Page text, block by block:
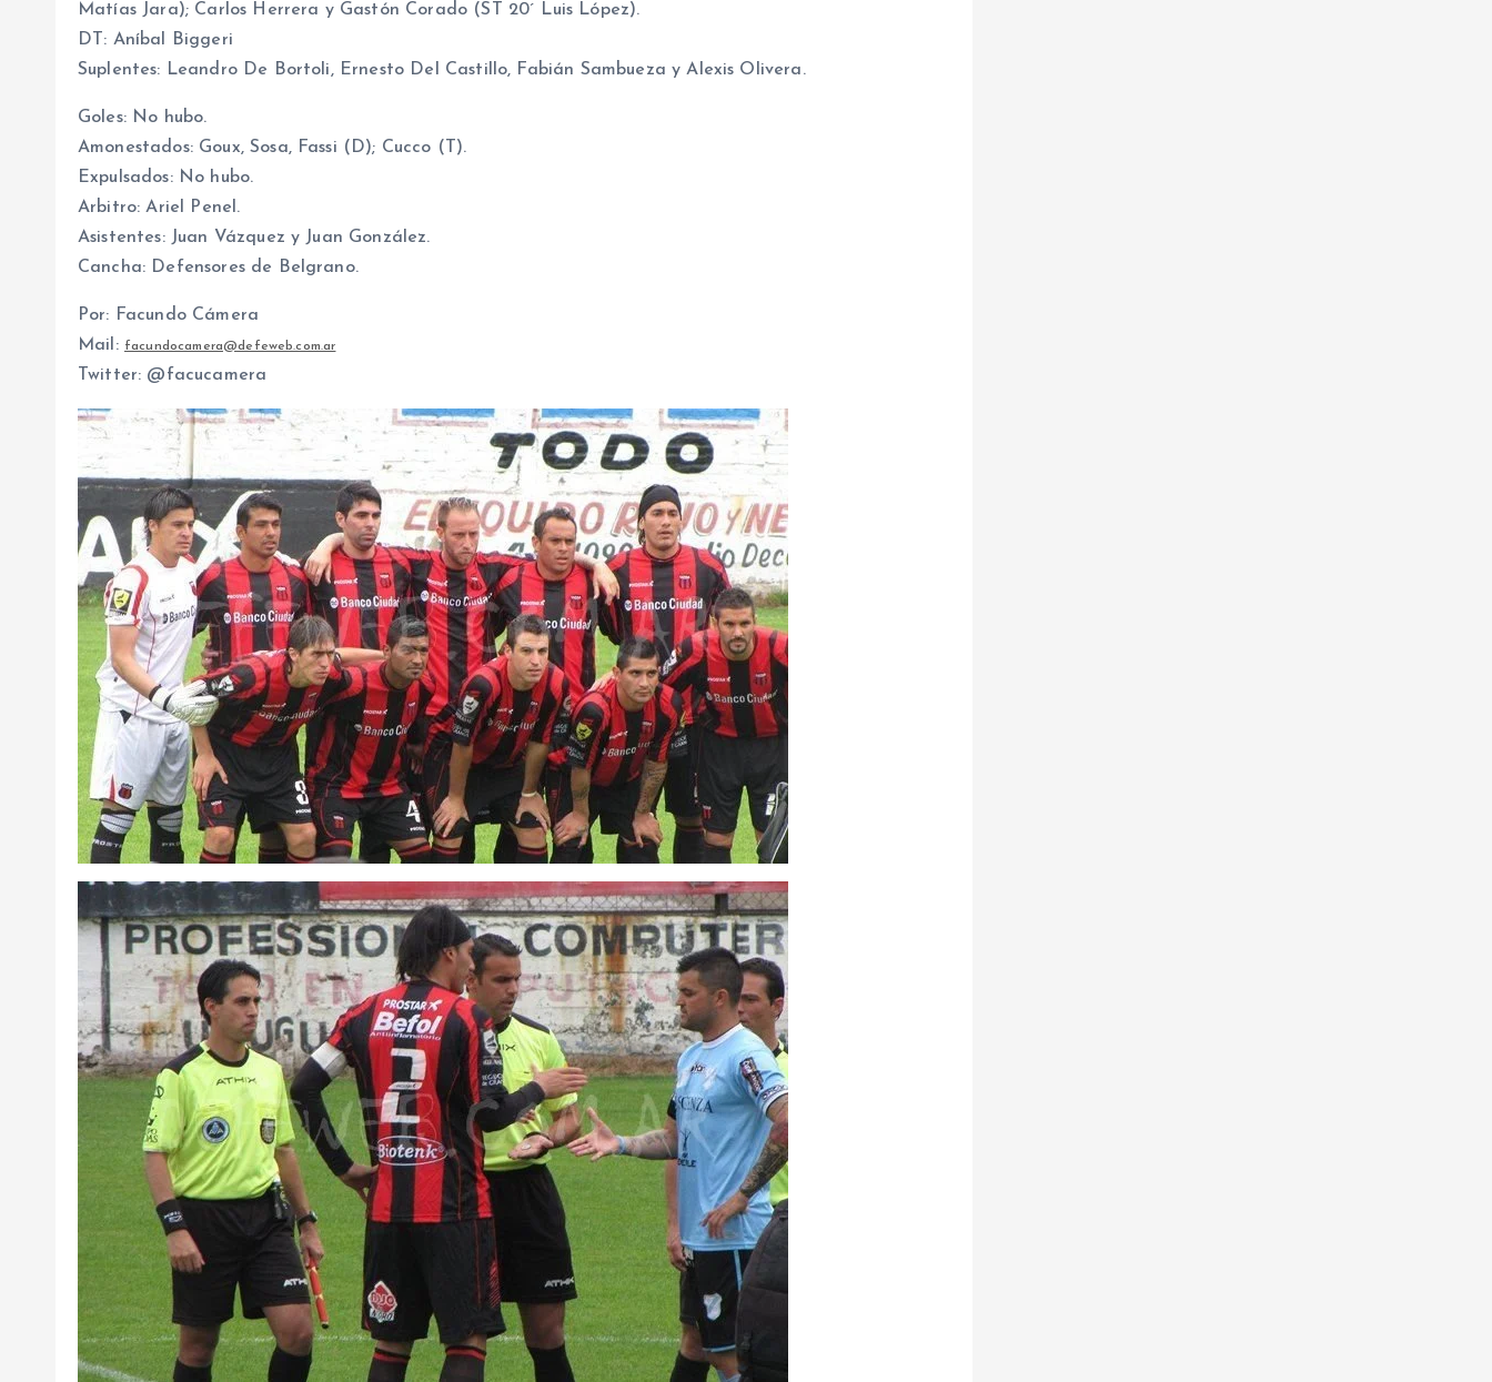
Matías Jara); Carlos Herrera y Gastón Corado (ST 20´ Luis López).
DT: Aníbal Biggeri
Suplentes: Leandro De Bortoli, Ernesto Del Castillo, Fabián Sambueza y Alexis Olivera.
Goles: No hubo.
Amonestados: Goux, Sosa, Fassi (D); Cucco (T).
Expulsados: No hubo.
Arbitro: Ariel Penel.
Asistentes: Juan Vázquez y Juan González.
Cancha: Defensores de Belgrano.
Por: Facundo Cámera
Mail: facundocamera@defeweb.com.ar
Twitter: @facucamera